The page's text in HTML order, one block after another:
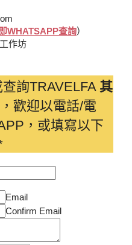
WHATSAPP查詢）
作坊
詢TRAVELFA 其
，歡迎以電話/電
，或填寫以下
Email
Confirm Email